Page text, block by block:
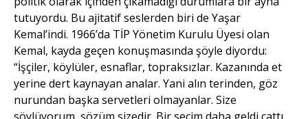
tutuyordu. Bu ajitatif seslerden biri de Yaşar
Kemal’indi. 1966’da TİP Yönetim Kurulu Üyesi olan
Kemal, kayda geçen konuşmasında şöyle diyordu:
“İşçiler, köylüler, esnaflar, topraksızlar. Kazanında et
yerine dert kaynayan analar. Yani alın terinden, göz
nurundan başka servetleri olmayanlar. Size